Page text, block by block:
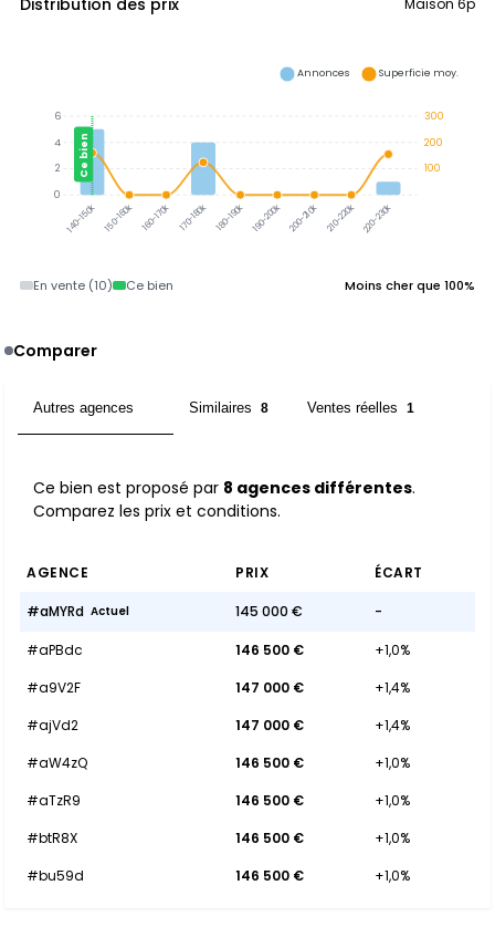
Maison 6p
140-150k 150-160k 160-170k 170-180k 180-190k 190-200k 200-210k 210-220k 220-230k
Ce bien
300
200
100
6
4
2
0
Annonces Superficie moy.
En vente (10) Ce bien Moins cher que 100%
Comparer
Autres agences Similaires 8 Ventes réelles 1
Ce bien est proposé par 8 agences différentes.
Comparez les prix et conditions.
AGENCE PRIX ÉCART
#aMYRd Actuel 145 000 € -
#aPBdc 146 500 €
+1,0%
#a9V2F
147 000 €
+1,4%
#ajVd2
147 000 €
+1,4%
#aW4zQ
146 500 €
+1,0%
#aTzR9
146 500 €
+1,0%
#btR8X
146 500 €
+1,0%
#bu59d
146 500 € +1,0%